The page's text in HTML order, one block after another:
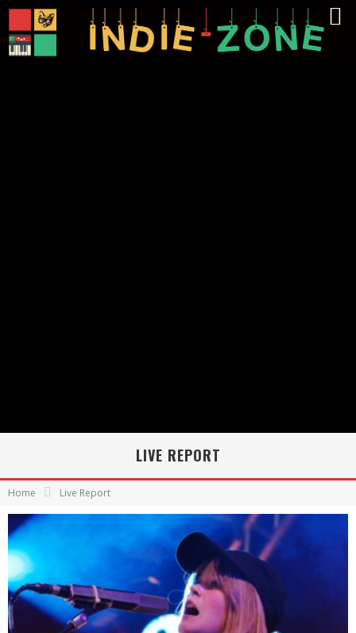
LIVE REPORT
Home Live Report